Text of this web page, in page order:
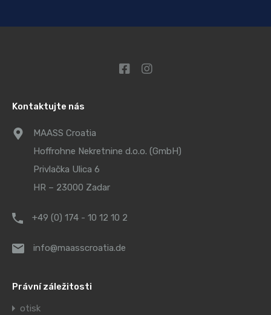
Kontaktujte nás
MAASS Croatia
Hoffrohne Nekretnine d.o.o. (GmbH)
Privlačka Ulica 6
HR – 23000 Zadar
+49 (0) 174 - 10 12 10 2
info@maasscroatia.de
Právní záležitosti
otisk